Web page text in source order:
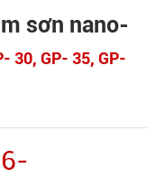
sơn nano-
30, GP- 35, GP-